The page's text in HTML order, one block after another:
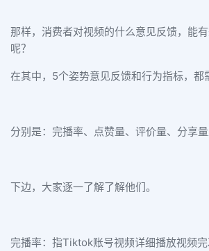
那样，消费者对视频的什么意见反馈，能
呢？
在其中，5个姿势意见反馈和行为指标，都
分别是：完播率、点赞量、评价量、分享量
下边，大家逐一了解了解他们。
完播率：指Tiktok账号视频详细播放视频